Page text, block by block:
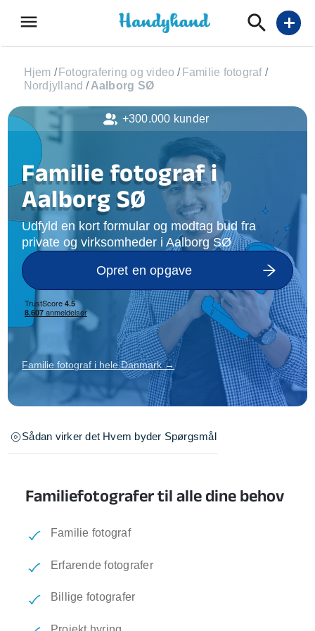
menu add
Hjem / Fotografering og video / Familie fotograf /
Nordjylland / Aalborg SØ
Familie fotograf i
Aalborg SØ
Udfyld en kort formular og modtag bud fra
private og virksomheder i Aalborg SØ
Opret en opgave
Familie fotograf i hele Danmark →
Sådan virker det Hvem byder Spørgsmål
Familiefotografer til alle dine behov
Familie fotograf
Erfarende fotografer
Billige fotografer
+300.000 kunder